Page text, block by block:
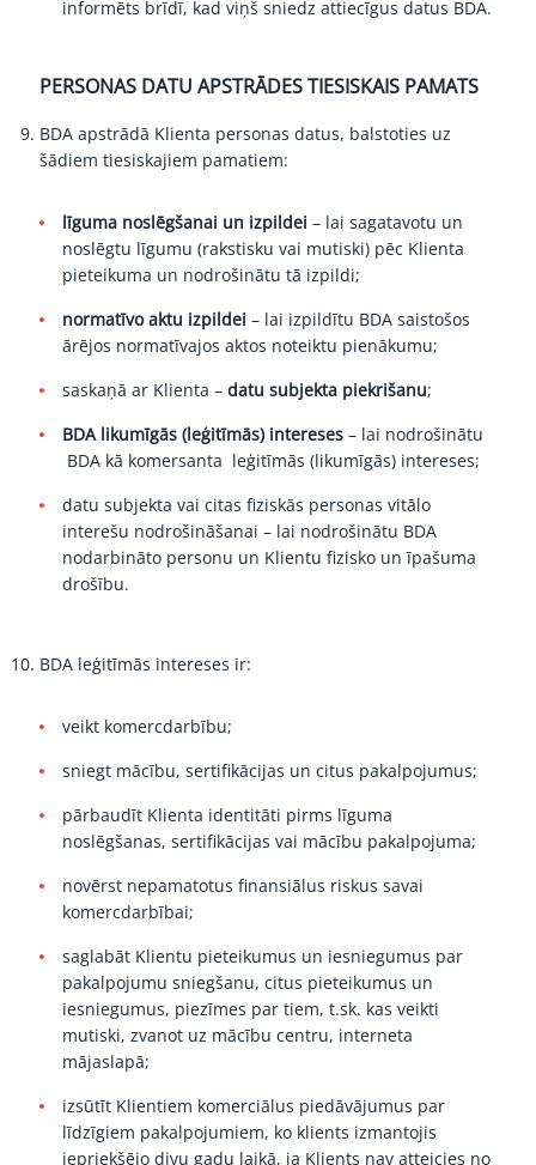
informēts brīdī, kad viņš sniedz attiecīgus datus BDA.
PERSONAS DATU APSTRĀDES TIESISKAIS PAMATS
BDA apstrādā Klienta personas datus, balstoties uz
šādiem tiesiskajiem pamatiem:
līguma noslēgšanai un izpildei – lai sagatavotu un
noslēgtu līgumu (rakstisku vai mutiski) pēc Klienta
pieteikuma un nodrošinātu tā izpildi;
normatīvo aktu izpildei – lai izpildītu BDA saistošos
ārējos normatīvajos aktos noteiktu pienākumu;
saskaņā ar Klienta – datu subjekta piekrišanu;
BDA likumīgās (leģitīmās) intereses – lai nodrošinātu
BDA kā komersanta leģitīmās (likumīgās) intereses;
datu subjekta vai citas fiziskās personas vitālo
interešu nodrošināšanai – lai nodrošinātu BDA
nodarbināto personu un Klientu fizisko un īpašuma
drošību.
BDA leģitīmās intereses ir:
veikt komercdarbību;
sniegt mācību, sertifikācijas un citus pakalpojumus;
pārbaudīt Klienta identitāti pirms līguma
noslēgšanas, sertifikācijas vai mācību pakalpojuma;
novērst nepamatotus finansiālus riskus savai
komercdarbībai;
saglabāt Klientu pieteikumus un iesniegumus par
pakalpojumu sniegšanu, citus pieteikumus un
iesniegumus, piezīmes par tiem, t.sk. kas veikti
mutiski, zvanot uz mācību centru, interneta
mājaslapā;
izsūtīt Klientiem komerciālus piedāvājumus par
līdzīgiem pakalpojumiem, ko klients izmantojis
iepriekšējo divu gadu laikā, ja Klients nav atteicies no